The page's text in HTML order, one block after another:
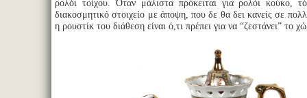
ρολόι τοίχου. Όταν μάλιστα πρόκειται για ρολόι κούκο,
διακοσμητικό στοιχείο με άποψη, που δε θα δει κανείς σε
η ρουστίκ του διάθεση είναι ό,τι πρέπει για να “ζεστάνει” το